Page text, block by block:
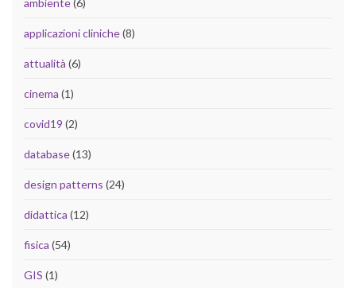
ambiente(6)
applicazioni cliniche(8)
attualità (6)
cinema (1)
covid19 (2)
database(13)
design patterns (24)
didattica (12)
fisica (54)
GIS (1)